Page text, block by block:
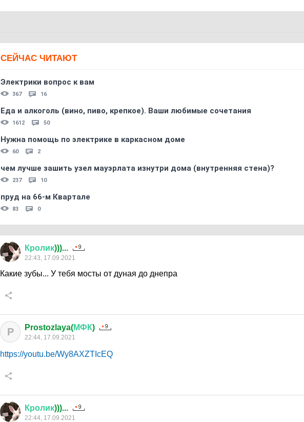
СЕЙЧАС ЧИТАЮТ
Электрики вопрос к вам
367 16
Еда и алкоголь (вино, пиво, крепкое). Ваши любимые сочетания
1612 50
Нужна помощь по электрике в каркасном доме
60 2
чем лучше зашить узел мауэрлата изнутри дома (внутренняя стена)?
237 10
пруд на 66-м Квартале
83 0
Кролик)))...
22:43, 17.09.2021
Какие зубы... У тебя мосты от дуная до днепра
P Prostozlaya(МФК)
22:44, 17.09.2021
https://youtu.be/Wy8AXZTIcEQ
Кролик)))...
22:44, 17.09.2021